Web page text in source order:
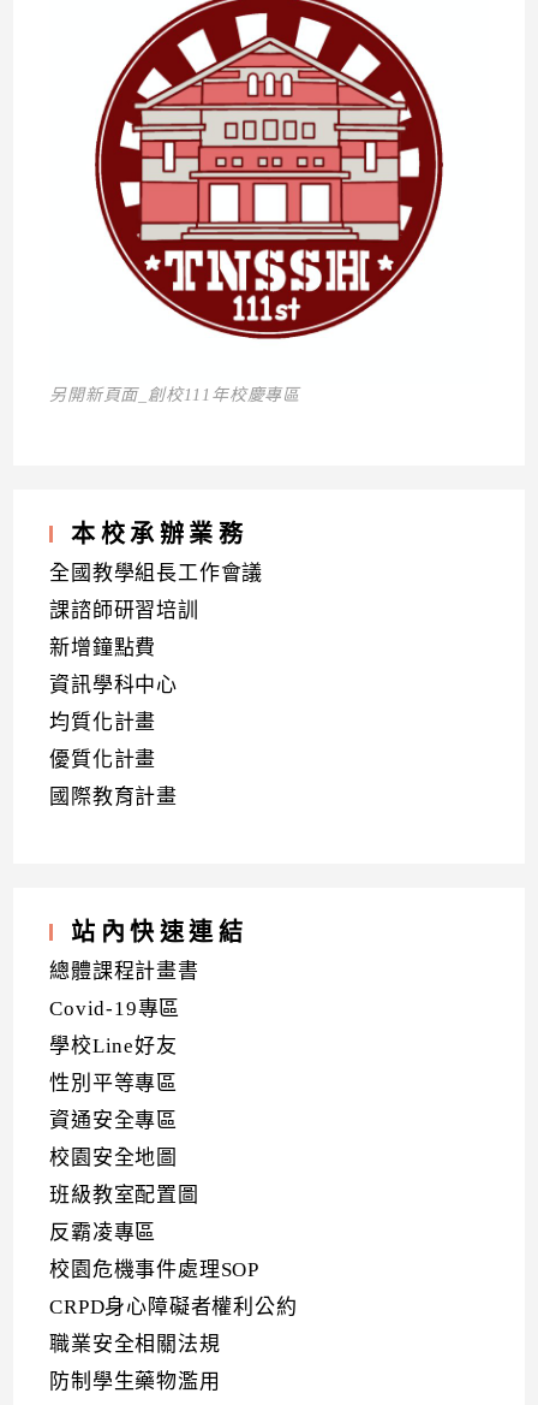
另開新頁面_創校111年校慶專區
本校承辦業務
全國教學組長工作會議
課諮師研習培訓
新增鐘點費
資訊學科中心
均質化計畫
優質化計畫
國際教育計畫
站內快速連結
總體課程計畫書
Covid-19專區
學校Line好友
性別平等專區
資通安全專區
校園安全地圖
班級教室配置圖
反霸凌專區
校園危機事件處理SOP
CRPD身心障礙者權利公約
職業安全相關法規
防制學生藥物濫用